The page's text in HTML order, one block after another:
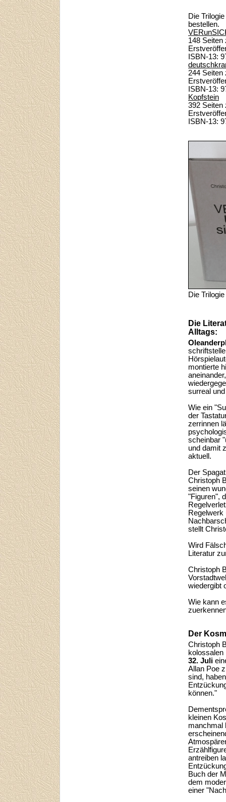
Die
bestellen.
148 Seiten
ISBN-13:
244 Seiten
ISBN-13:
Kopfstein
392 Seiten
ISBN-13:
Die
Die
Alltags:
montierte
surreal
Wie ein
der
zerrinnen
scheinbar
und damit
aktuell.
Der
Christoph
seinen
"Figuren",
Regelwerk
stellt
Wird
Literatur
Christoph
wiedergibt
Wie kann
Der
Christoph
32. Juli
Allan Poe
sind,
können."
kleinen
manchmal
antreiben
Buch der
dem
einer